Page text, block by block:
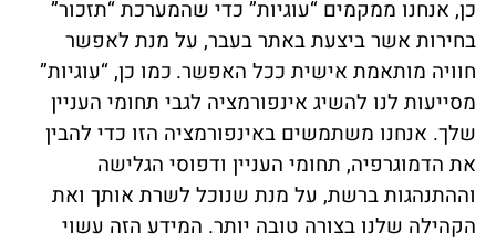
כן, אנחנו ממקמים “עוגיות” כדי שהמערכת “תזכור”
בחירות אשר ביצעת באתר בעבר, על מנת לאפשר
חוויה מותאמת אישית ככל האפשר. כמו כן, “עוגיות”
מסייעות לנו להשיג אינפורמציה לגבי תחומי העניין
שלך. אנחנו משתמשים באינפורמציה הזו כדי להבין
את הדמוגרפיה, תחומי העניין ודפוסי הגלישה
וההתנהגות ברשת, על מנת שנוכל לשרת אותך ואת
הקהילה שלנו בצורה טובה יותר. המידע הזה עשוי